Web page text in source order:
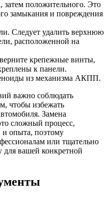
затем положительного. Это
замыкания и повреждения
Следует удалить верхнюю
расположенной на
крепежные винты,
к панели.
из механизма АКПП.
важно соблюдать
чтобы избежать
Замена
сложный процесс,
опыта, поэтому
или тщательно
вашей конкретной